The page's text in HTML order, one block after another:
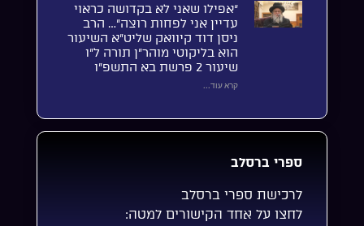
“אפילו שאני לא בקדושה כראוי
עדיין אני לפחות רוצה”… הרב
ניסן דוד קיוואק שליט”א השיעור
הוא בליקוטי מוהר”ן תורה ל”ו
שיעור 2 פרשת בא התשפ”ו
קרא עוד...
ספרי ברסלב
לרכישת ספרי ברסלב
לחצו על אחד הקישורים למטה: